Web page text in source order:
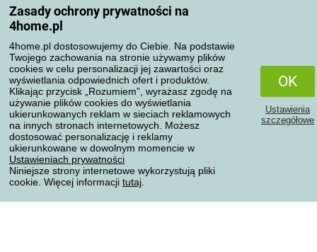
Zasady ochrony prywatności na
4home.pl
4home.pl dostosowujemy do Ciebie. Na podstawie
Twojego zachowania na stronie używamy plików
cookies w celu personalizacji jej zawartości oraz
wyświetlania odpowiednich ofert i produktów.
Klikając przycisk „Rozumiem”, wyrażasz zgodę na
używanie plików cookies do wyświetlania
ukierunkowanych reklam w sieciach reklamowych
na innych stronach internetowych. Możesz
dostosować personalizację i reklamy
ukierunkowane w dowolnym momencie w
Ustawieniach prywatności
Niniejsze strony internetowe wykorzystują pliki
cookie. Więcej informacji tutaj
OK
Ustawienia
szczegółowe
Zasady przetwarzania recenzji
Sposoby transportu
Metody płatności
Niezawodny sklep